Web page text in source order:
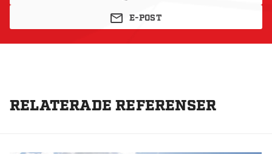
E-POST
RELATERADE REFERENSER